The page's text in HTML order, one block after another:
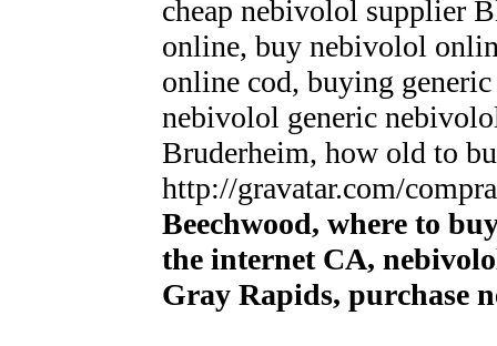
cheap nebivolol supplier
online, buy nebivolol
online cod, buying
nebivolol generic
Bruderheim, how old to
http://gravatar.com/
Beechwood, where to
the internet CA,
Gray Rapids, purchase